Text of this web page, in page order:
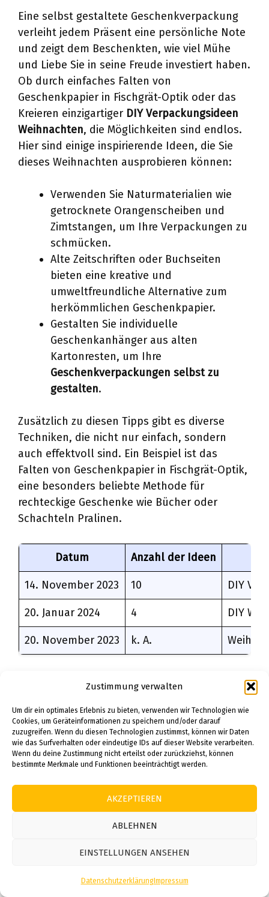
Zustimmung verwalten
Um dir ein optimales Erlebnis zu bieten, verwenden wir Technologien wie
Cookies, um Geräteinformationen zu speichern und/oder darauf
zuzugreifen. Wenn du diesen Technologien zustimmst, können wir Daten
wie das Surfverhalten oder eindeutige IDs auf dieser Website verarbeiten.
Wenn du deine Zustimmung nicht erteilst oder zurückziehst, können
bestimmte Merkmale und Funktionen beeinträchtigt werden.
AKZEPTIEREN
ABLEHNEN
EINSTELLUNGEN ANSEHEN
DatenschutzerklärungImpressum
Eine selbst gestaltete Geschenkverpackung
verleiht jedem Präsent eine persönliche Note
und zeigt dem Beschenkten, wie viel Mühe
und Liebe Sie in seine Freude investiert haben.
Ob durch einfaches Falten von
Geschenkpapier in Fischgrät-Optik oder das
Kreieren einzigartiger DIY Verpackungsideen
Weihnachten, die Möglichkeiten sind endlos.
Hier sind einige inspirierende Ideen, die Sie
dieses Weihnachten ausprobieren können:
Verwenden Sie Naturmaterialien wie
getrocknete Orangenscheiben und
Zimtstangen, um Ihre Verpackungen zu
schmücken.
Alte Zeitschriften oder Buchseiten
bieten eine kreative und
umweltfreundliche Alternative zum
herkömmlichen Geschenkpapier.
Gestalten Sie individuelle
Geschenkanhänger aus alten
Kartonresten, um Ihre
Geschenkverpackungen selbst zu
gestalten.
Zusätzlich zu diesen Tipps gibt es diverse
Techniken, die nicht nur einfach, sondern
auch effektvoll sind. Ein Beispiel ist das
Falten von Geschenkpapier in Fischgrät-Optik,
eine besonders beliebte Methode für
rechteckige Geschenke wie Bücher oder
Schachteln Pralinen.
Datum Anzahl der Ideen
14. November 2023 10 DIY
20. Januar 2024 4 DIY
20. November 2023 k. A.
Wer sich für eine umweltfreundlichere Option
Geschenkverpackungen aus Stoffbetrachten.
Dieser wachsende Trend hilft nicht nur, Abfall
zu reduzieren, sondern gibt Ihrem Geschenk
auch einen handgefertigten, luxuriösen
Das Gestalten vonGeschenkverpackungen
bietet somit zahlreiche Möglichkeiten,
und individuelle Note zu verleihen. Probieren
DIY Verpackungsideen Weihnachten